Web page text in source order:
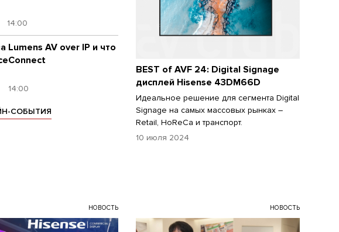
BEST of AVF 24: Digital Signage
дисплей Hisense 43DM66D
Идеальное решение для сегмента Digital
Signage на самых массовых рынках –
Retail, HoReCa и транспорт.
10 июля 2024
НОВОСТЬ НОВОСТЬ
14:00
Lumens AV over IP и что
14:00
СОБЫТИЯ